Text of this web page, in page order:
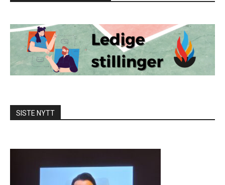
SISTE NYTT